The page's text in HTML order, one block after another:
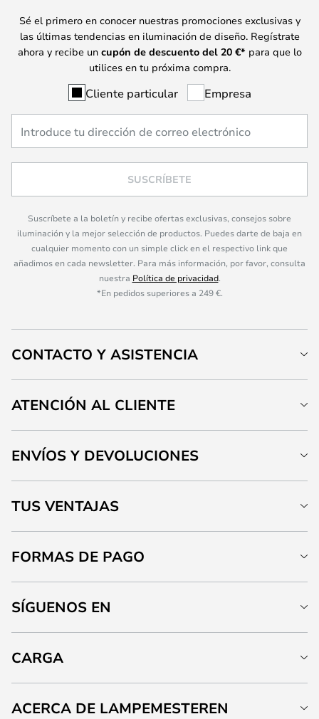
Sé el primero en conocer nuestras promociones exclusivas y
las últimas tendencias en iluminación de diseño. Regístrate
ahora y recibe un cupón de descuento del 20 €* para que lo
utilices en tu próxima compra.
Cliente particular Empresa
SUSCRÍBETE
Suscríbete a la boletín y recibe ofertas exclusivas, consejos sobre
iluminación y la mejor selección de productos. Puedes darte de baja en
cualquier momento con un simple click en el respectivo link que
añadimos en cada newsletter. Para más información, por favor, consulta
nuestra Política de privacidad.
*En pedidos superiores a 249 €.
CONTACTO Y ASISTENCIA
ATENCIÓN AL CLIENTE
ENVÍOS Y DEVOLUCIONES
TUS VENTAJAS
FORMAS DE PAGO
SÍGUENOS EN
CARGA
ACERCA DE LAMPEMESTEREN